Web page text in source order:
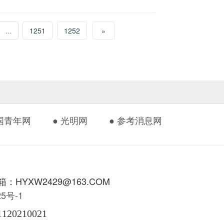
... 1251 1252 »
青年网 ● 光明网 ● 参考消息网
HYXW2429@163.COM
号-1